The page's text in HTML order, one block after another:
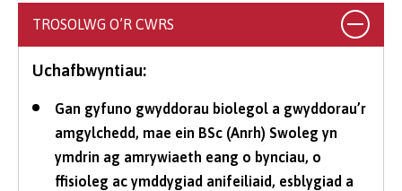
TROSOLWG O’R CWRS
Uchafbwyntiau:
Gan gyfuno gwyddorau biolegol a gwyddorau’r
amgylchedd, mae ein BSc (Anrh) Swoleg yn
ymdrin ag amrywiaeth eang o bynciau, o
ffisioleg ac ymddygiad anifeiliaid, esblygiad a